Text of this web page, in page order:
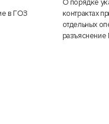
в ГОЗ
О порядке
контрактах
отдельных